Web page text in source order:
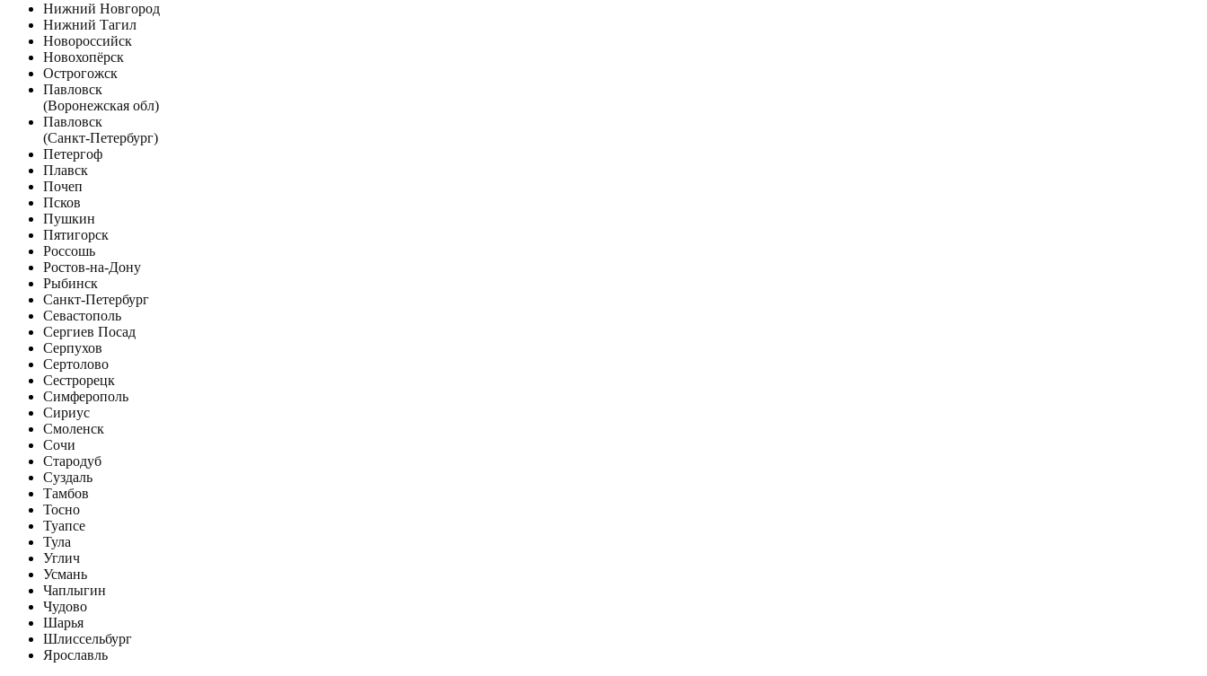
Нижний Новгород
Нижний Тагил
Новороссийск
Новохопёрск
Острогожск
Павловск
(Воронежская обл)
Павловск
(Санкт-Петербург)
Петергоф
Плавск
Почеп
Псков
Пушкин
Пятигорск
Россошь
Ростов-на-Дону
Рыбинск
Санкт-Петербург
Севастополь
Сергиев Посад
Серпухов
Сертолово
Сестрорецк
Симферополь
Сириус
Смоленск
Сочи
Стародуб
Суздаль
Тамбов
Тосно
Туапсе
Тула
Углич
Усмань
Чаплыгин
Чудово
Шарья
Шлиссельбург
Ярославль